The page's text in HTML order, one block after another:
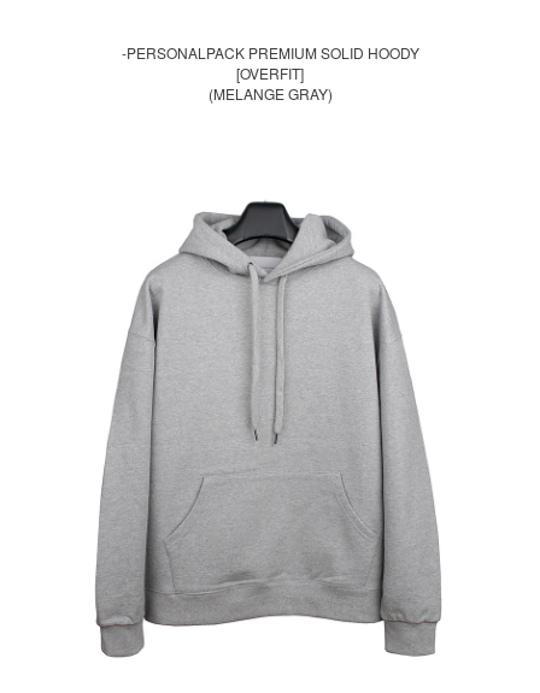
-PERSONALPACK PREMIUM SOLID HOODY
[OVERFIT]
(MELANGE GRAY)